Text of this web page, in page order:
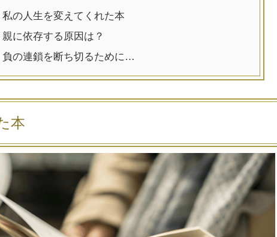
私の人生を変えてくれた本
親に依存する原因は？
負の連鎖を断ち切るために…
本